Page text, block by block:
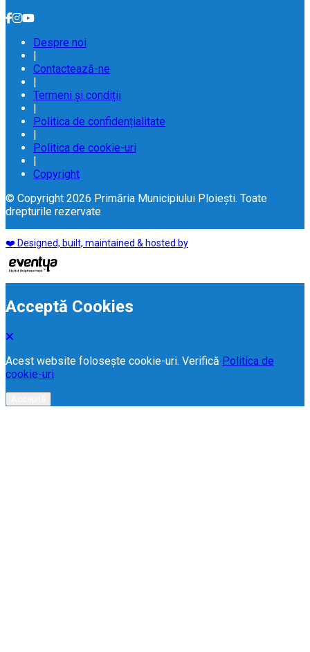
Despre noi
|
Contactează-ne
|
Termeni și condiții
|
Politica de confidențialitate
|
Politica de cookie-uri
|
Copyright
© Copyright 2026 Primăria Municipiului Ploiești. Toate
drepturile rezervate
❤️ Designed, built, maintained & hosted by
Acceptă Cookies
Acest website folosește cookie-uri. Verifică Politica de
cookie-uri